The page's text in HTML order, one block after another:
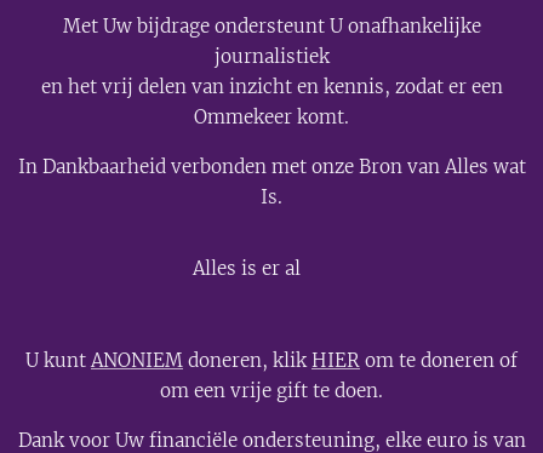
Met Uw bijdrage ondersteunt U onafhankelijke
journalistiek
en het vrij delen van inzicht en kennis, zodat er een
Ommekeer komt.
In Dankbaarheid verbonden met onze Bron van Alles wat
Is.
Alles is er al
U kuntANONIEM doneren, klikHIER om te doneren of
om een vrije gift te doen.
Dank voor Uw financiële ondersteuning, elke euro is van